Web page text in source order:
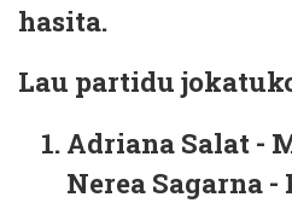
hasita.
Lau partidu
Adriana Salat -
Nerea Sagarna